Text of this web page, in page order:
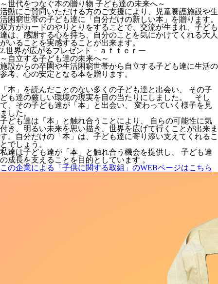
～世代をつなぐ本の贈り物 子ども達の未来へ～
活動にご賛同いただける方のご支援により、児童養護施設や生
活困窮世帯の子ども達に「自分だけの新しい本」を贈ります。
双方がカードのやりとりをすることで、交流が生まれ、子ども
達は、感謝する心を持ち、自分のことを気にかけてくれる大人
がいることを実感することが出来ます。
2.世界が広がるプレゼント－ａｆｔｅｒー
～自立する子ども達の未来へ～
施設からの卒園や生活困窮世帯から自立する子ども達に生活の
参考、心の安定となる本を贈ります。
「本」を読んだことのない多くの子ども達と出会い、 その子
ども達の厳しい環境の現実を目の当たりにしました。 そし
て、その子ども達が「本」と出会い、 変わっていく様子を見
ました。
子ども達は「本」と触れ合うことにより、 自らの可能性に気
付き、明るい未来を思い描き、世界を広げて行くことが出来ま
す。自分だけの「本」は、子ども達に寄り添い支えてくれるこ
とでしょう。
私達は子ども達が「本」と触れ合う機会を提供し、 子ども達
の成長を支えることを目的としています 。
この企業による「子供に関する取組」のWEBページはこちら